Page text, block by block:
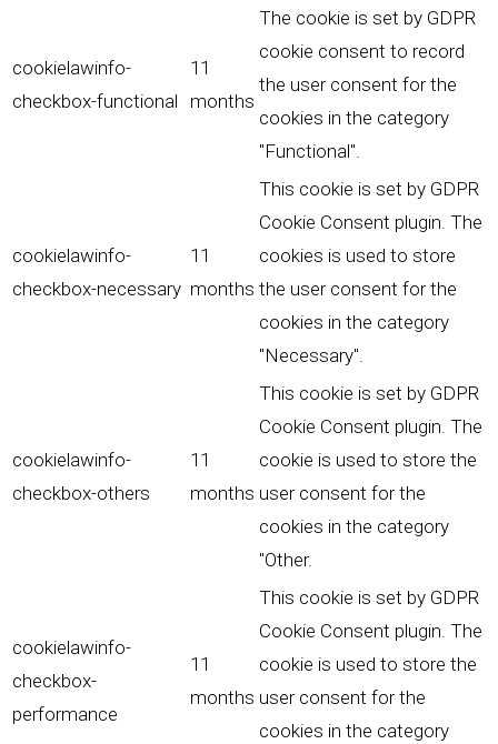
cookielawinfo-
checkbox-functional
11
months
The cookie is set by GDPR
cookie consent to record
the user consent for the
cookies in the category
"Functional".
cookielawinfo-
checkbox-necessary
11
months
This cookie is set by GDPR
Cookie Consent plugin. The
cookies is used to store
the user consent for the
cookies in the category
"Necessary".
cookielawinfo-
checkbox-others
11
months
This cookie is set by GDPR
Cookie Consent plugin. The
cookie is used to store the
user consent for the
cookies in the category
"Other.
cookielawinfo-
checkbox-
performance
11
months
This cookie is set by GDPR
Cookie Consent plugin. The
cookie is used to store the
user consent for the
cookies in the category